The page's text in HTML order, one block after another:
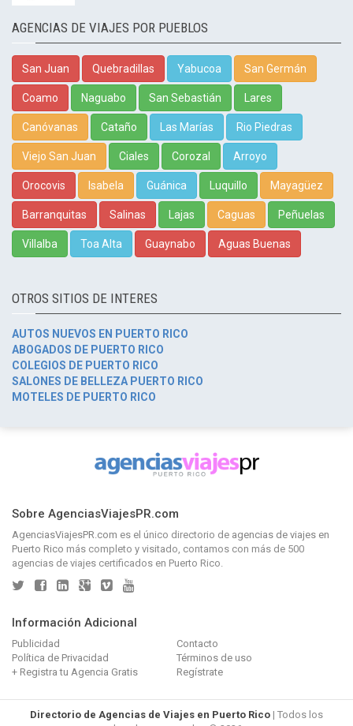
AGENCIAS DE VIAJES POR PUEBLOS
San Juan Quebradillas Yabucoa San Germán
Coamo Naguabo San Sebastián Lares
Canóvanas Cataño Las Marías Rio Piedras
Viejo San Juan Ciales Corozal Arroyo
Orocovis Isabela Guánica Luquillo Mayagüez
Barranquitas Salinas Lajas Caguas Peñuelas
Villalba Toa Alta Guaynabo Aguas Buenas
OTROS SITIOS DE INTERES
AUTOS NUEVOS EN PUERTO RICO
ABOGADOS DE PUERTO RICO
COLEGIOS DE PUERTO RICO
SALONES DE BELLEZA PUERTO RICO
MOTELES DE PUERTO RICO
Sobre AgenciasViajesPR.com
AgenciasViajesPR.com es el único directorio de agencias de viajes en
Puerto Rico más completo y visitado, contamos con más de 500
agencias de viajes certificados en Puerto Rico.
Información Adicional
Publicidad
Contacto
Política de Privacidad
Términos de uso
+ Registra tu Agencia Gratis
Regístrate
Directorio de Agencias de Viajes en Puerto Rico | Todos los